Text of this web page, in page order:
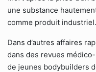
une substance
comme produit industriel.
Dans d’autres affaires
dans des revues
de jeunes bodybuilders